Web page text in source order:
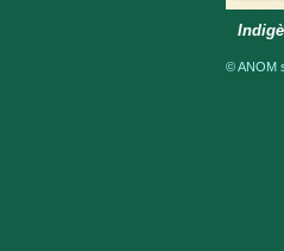
© ANOM